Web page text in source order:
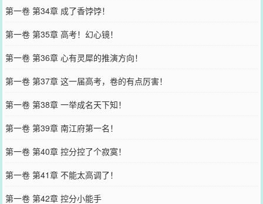
第一卷 第34章 成了香饽饽！
第一卷 第35章 高考！幻心镜！
第一卷 第36章 心有灵犀的推演方向！
第一卷 第37章 这一届高考，卷的有点厉害！
第一卷 第38章 一举成名天下知！
第一卷 第39章 南江府第一名！
第一卷 第40章 控分控了个寂寞！
第一卷 第41章 不能太高调了！
第一卷 第42章 控分小能手